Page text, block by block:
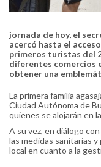
jornada de hoy, el
acercó hasta el
primeros turistas del
diferentes comercios
obtener una
La primera familia
Ciudad Autónoma de
quienes se alojarán en
A su vez, en diálogo
las medidas sanitarias
local en cuanto a la